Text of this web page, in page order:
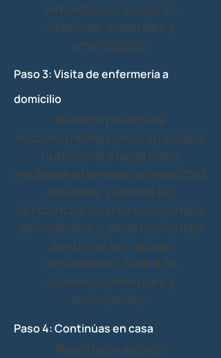
inmunitarias. Evalúa 55
vitaminas, minerales y
aminoácidos.
Paso 3: Visita de enfermería a
domicilio
Nuestra prueba de
micronutrientes mide su estado
nutricional a largo plazo
mediante el análisis de muestras
celulares y aborda las
deficiencias de micronutrientes,
aminoácidos y otros nutrientes
dentro de las células
inmunitarias. Evalúa 55
vitaminas, minerales y
aminoácidos.
Paso 4: Continúas en casa
Nuestra prueba de